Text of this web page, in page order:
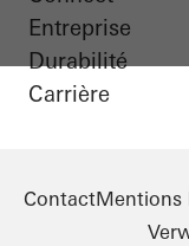
Entreprise
Durabilité
Carrière
ContactMentions